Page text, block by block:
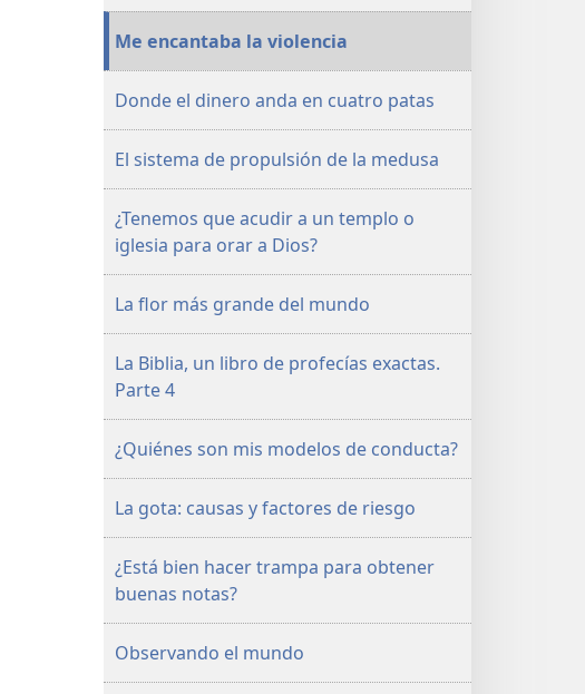
Me encantaba la violencia
Donde el dinero anda en cuatro patas
El sistema de propulsión de la medusa
¿Tenemos que acudir a un templo o
iglesia para orar a Dios?
La flor más grande del mundo
La Biblia, un libro de profecías exactas.
Parte 4
¿Quiénes son mis modelos de conducta?
La gota: causas y factores de riesgo
¿Está bien hacer trampa para obtener
buenas notas?
Observando el mundo